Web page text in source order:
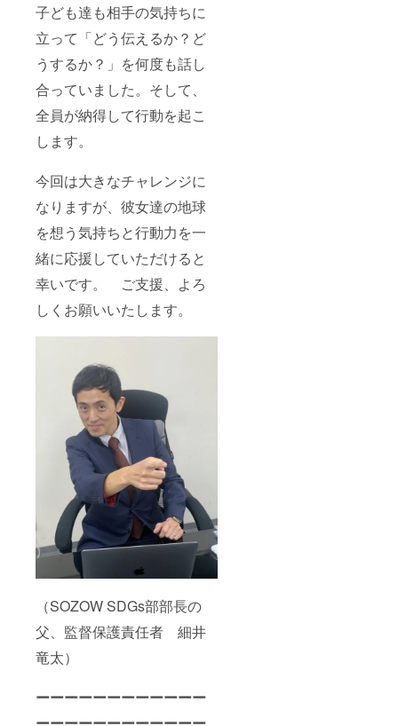
子ども達も相手の気持ちに
立って「どう伝えるか？ど
うするか？」を何度も話し
合っていました。そして、
全員が納得して行動を起こ
します。
今回は大きなチャレンジに
なりますが、彼女達の地球
を想う気持ちと行動力を一
緒に応援していただけると
幸いです。 ご支援、よろ
しくお願いいたします。
（SOZOW SDGs部部長の
父、監督保護責任者 細井
竜太）
ーーーーーーーーーーーー